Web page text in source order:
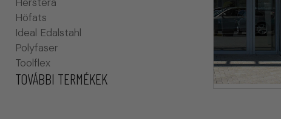
Höfats
Ideal Edalstahl
Polyfaser
Toolflex
TOVÁBBI TERMÉKEK